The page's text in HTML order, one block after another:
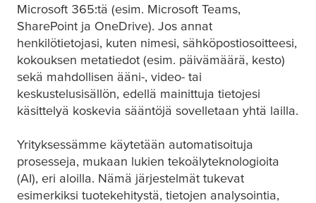
Microsoft 365:tä (esim. Microsoft Teams,
SharePoint ja OneDrive). Jos annat
henkilötietojasi, kuten nimesi, sähköpostiosoitteesi,
kokouksen metatiedot (esim. päivämäärä, kesto)
sekä mahdollisen ääni-, video- tai
keskustelusisällön, edellä mainittuja tietojesi
käsittelyä koskevia sääntöjä sovelletaan yhtä lailla.
Yrityksessämme käytetään automatisoituja
prosesseja, mukaan lukien tekoälyteknologioita
(AI), eri aloilla. Nämä järjestelmät tukevat
esimerkiksi tuotekehitystä, tietojen analysointia,